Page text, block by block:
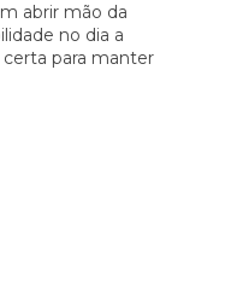
abrir mão da
no dia a
certa para manter